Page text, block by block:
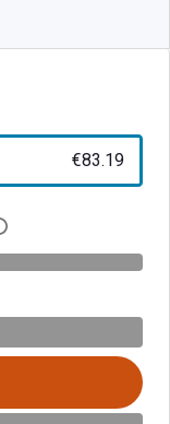
€83.19
Apri la finestra di